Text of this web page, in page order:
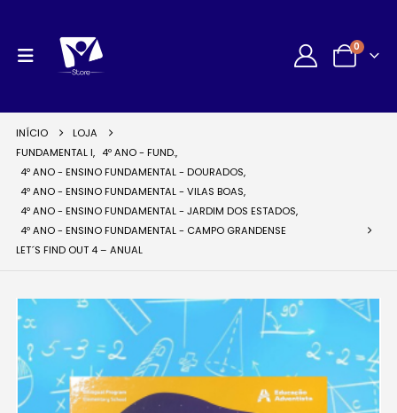
0
INÍCIO
LOJA
FUNDAMENTAL I, 4º ANO - FUND.,
4º ANO - ENSINO FUNDAMENTAL - DOURADOS,
4º ANO - ENSINO FUNDAMENTAL - VILAS BOAS,
4º ANO - ENSINO FUNDAMENTAL - JARDIM DOS ESTADOS,
4º ANO - ENSINO FUNDAMENTAL - CAMPO GRANDENSE
LET´S FIND OUT 4 – ANUAL